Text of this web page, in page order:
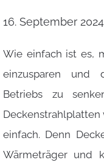
16. September 2024
Wie einfach ist es,
einzusparen und
Betriebs zu
Deckenstrahlplatten
einfach. Denn
Wärmeträger und